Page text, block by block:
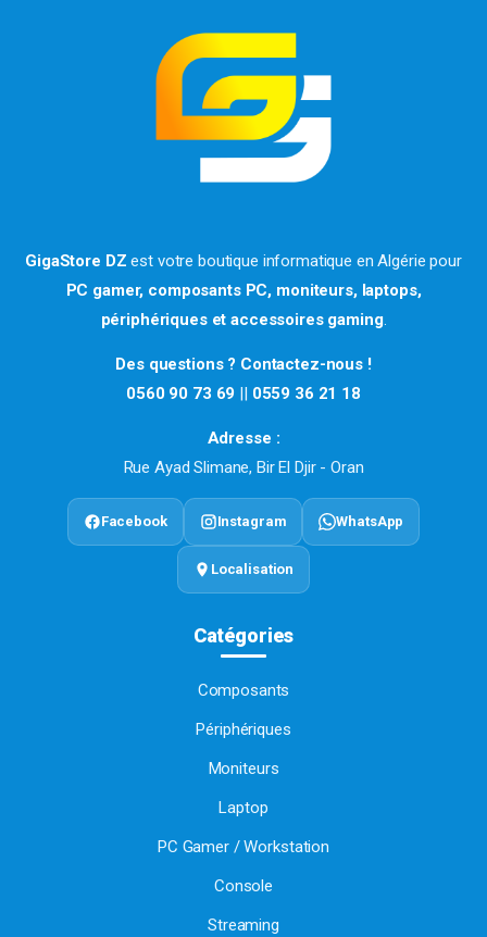
GigaStore DZ est votre boutique informatique en Algérie pour
PC gamer, composants PC, moniteurs, laptops,
périphériques et accessoires gaming.
Des questions ? Contactez-nous !
0560 90 73 69 || 0559 36 21 18
Adresse :
Rue Ayad Slimane, Bir El Djir - Oran
Facebook Instagram WhatsApp
Localisation
Catégories
Composants
Périphériques
Moniteurs
Laptop
PC Gamer / Workstation
Console
Streaming